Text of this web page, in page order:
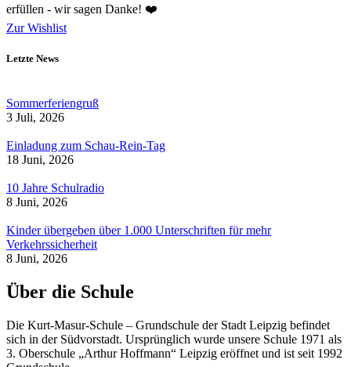
erfüllen - wir sagen Danke! ❤️
Zur Wishlist
Letzte News
Sommerferiengruß
3 Juli, 2026
Einladung zum Schau-Rein-Tag
18 Juni, 2026
10 Jahre Schulradio
8 Juni, 2026
Kinder übergeben über 1.000 Unterschriften für mehr
Verkehrssicherheit
8 Juni, 2026
Über die Schule
Die Kurt-Masur-Schule – Grundschule der Stadt Leipzig befindet
sich in der Südvorstadt. Ursprünglich wurde unsere Schule 1971 als
3. Oberschule „Arthur Hoffmann“ Leipzig eröffnet und ist seit 1992